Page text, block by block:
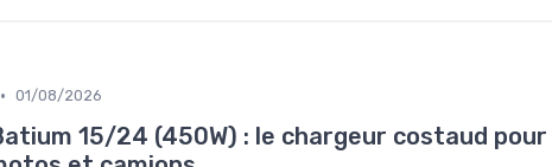
• 01/08/2026
15/24 (450W) : le chargeur costaud pour